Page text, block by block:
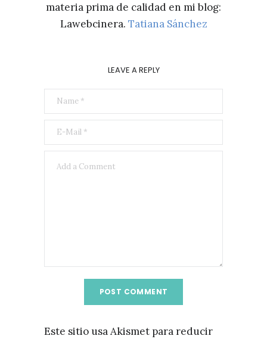
materia prima de calidad en mi blog:
Lawebcinera. Tatiana Sánchez
LEAVE A REPLY
Este sitio usa Akismet para reducir